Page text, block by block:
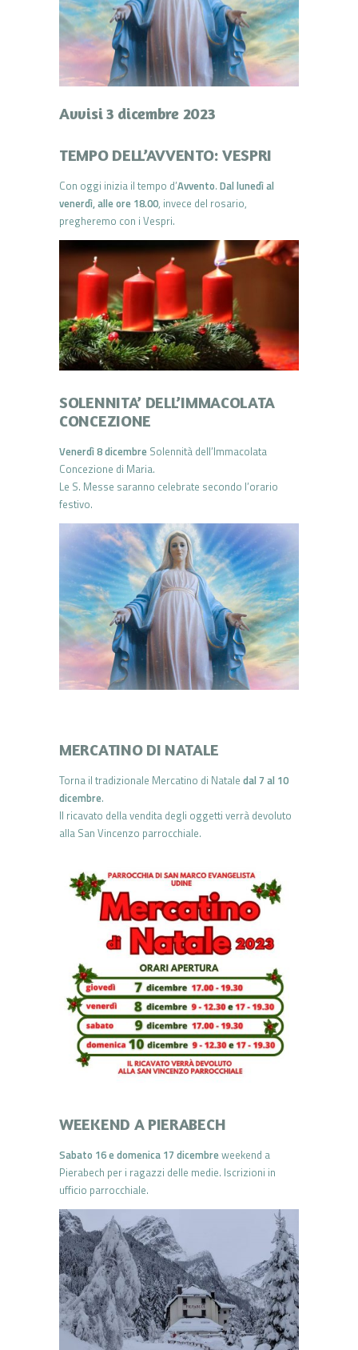
Avvisi 3 dicembre 2023
TEMPO DELL’AVVENTO: VESPRI
Con oggi inizia il tempo d’Avvento. Dal lunedì al
venerdì, alle ore 18.00, invece del rosario,
pregheremo con i Vespri.
SOLENNITA’ DELL’IMMACOLATA
CONCEZIONE
Venerdì 8 dicembre Solennità dell’Immacolata
Concezione di Maria.
Le S. Messe saranno celebrate secondo l’orario
festivo.
MERCATINO DI NATALE
Torna il tradizionale Mercatino di Natale dal 7 al 10
dicembre.
Il ricavato della vendita degli oggetti verrà devoluto
alla San Vincenzo parrocchiale.
WEEKEND A PIERABECH
Sabato 16 e domenica 17 dicembreweekend a
Pierabech per i ragazzi delle medie. Iscrizioni in
ufficio parrocchiale.